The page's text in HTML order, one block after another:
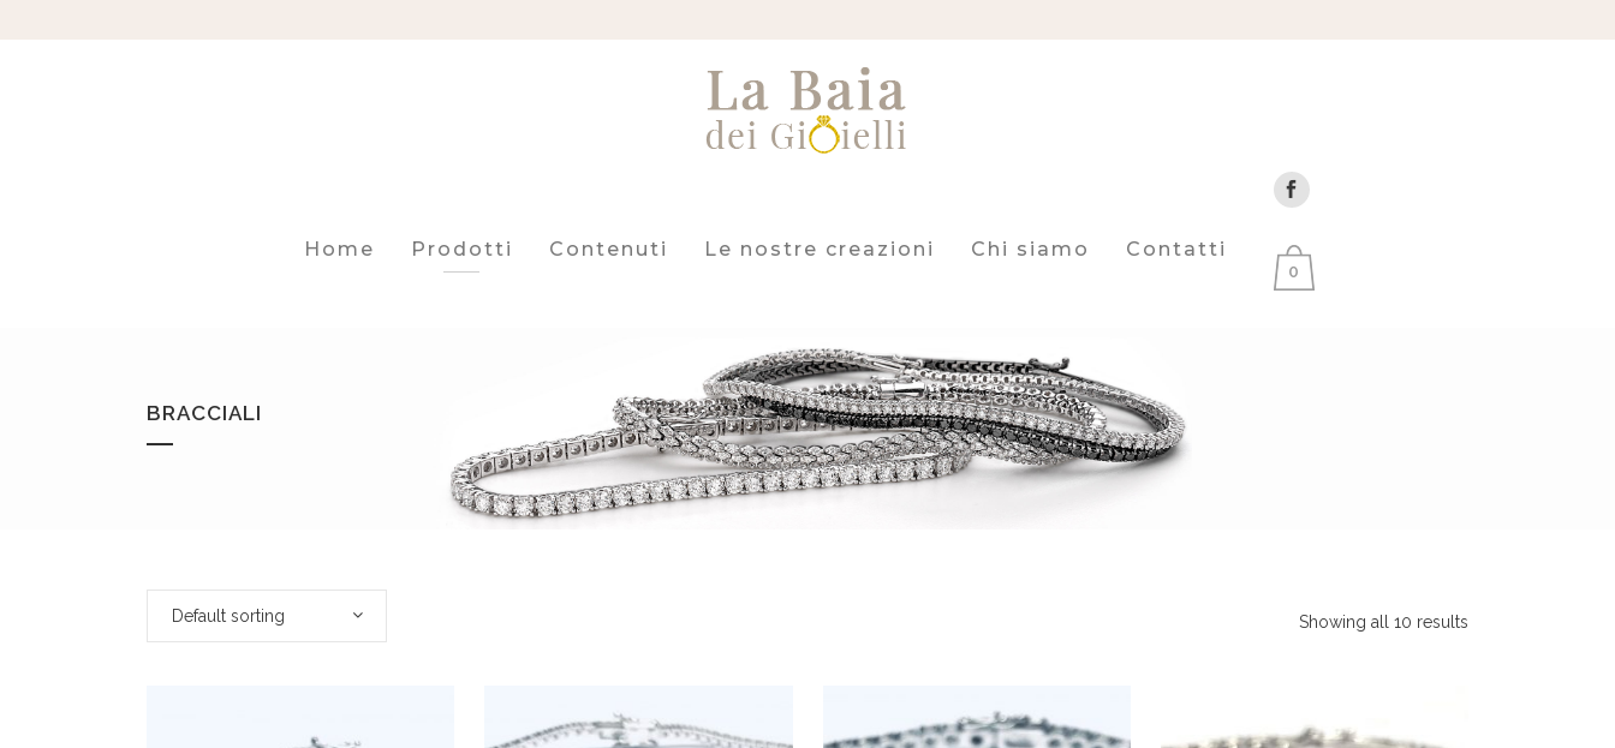
Home Prodotti Contenuti Le nostre creazioni Chi siamo Contatti
0
BRACCIALI
Showing all 10 results
Default sorting